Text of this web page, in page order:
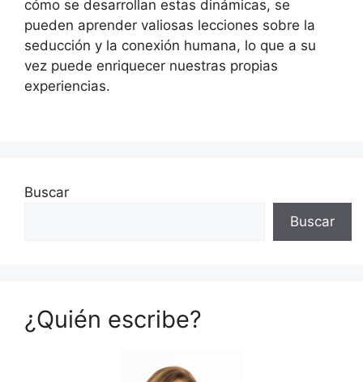
cómo se desarrollan estas dinámicas, se
pueden aprender valiosas lecciones sobre la
seducción y la conexión humana, lo que a su
vez puede enriquecer nuestras propias
experiencias.
Buscar
Buscar
¿Quién escribe?